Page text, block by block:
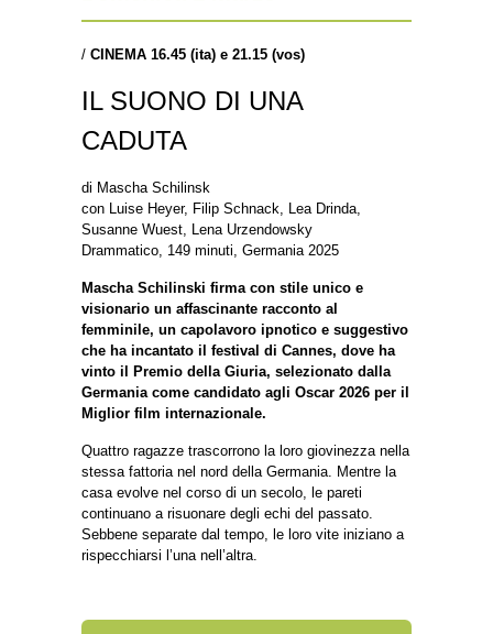
/ CINEMA 16.45 (ita) e 21.15 (vos)
IL SUONO DI UNA
CADUTA
di Mascha Schilinsk
con Luise Heyer, Filip Schnack, Lea Drinda,
Susanne Wuest, Lena Urzendowsky
Drammatico, 149 minuti, Germania 2025
Mascha Schilinski firma con stile unico e
visionario un affascinante racconto al
femminile, un capolavoro ipnotico e suggestivo
che ha incantato il festival di Cannes, dove ha
vinto il Premio della Giuria, selezionato dalla
Germania come candidato agli Oscar 2026 per il
Miglior film internazionale.
Quattro ragazze trascorrono la loro giovinezza nella
stessa fattoria nel nord della Germania. Mentre la
casa evolve nel corso di un secolo, le pareti
continuano a risuonare degli echi del passato.
Sebbene separate dal tempo, le loro vite iniziano a
rispecchiarsi l’una nell’altra.